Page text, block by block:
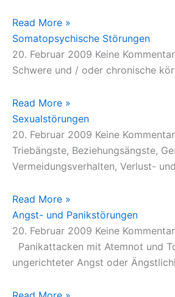
Read More »
Somatopsychische Störungen
20. Februar 2009 Keine
Schwere und / oder chronische
Read More »
Sexualstörungen
20. Februar 2009 Keine
Triebängste, Beziehungsängste,
Vermeidungsverhalten, Verlust-
Read More »
Angst- und Panikstörungen
20. Februar 2009 Keine
Panikattacken mit Atemnot und
ungerichteter Angst oder